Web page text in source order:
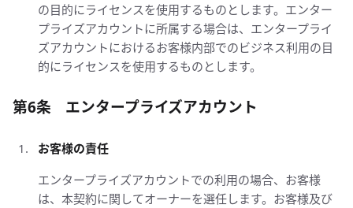
の目的にライセンスを使用するものとします。エンター
プライズアカウントに所属する場合は、エンタープライ
ズアカウントにおけるお客様内部でのビジネス利用の目
的にライセンスを使用するものとします。
第6条 エンタープライズアカウント
お客様の責任
エンタープライズアカウントでの利用の場合、お客様
は、本契約に関してオーナーを選任します。お客様及び